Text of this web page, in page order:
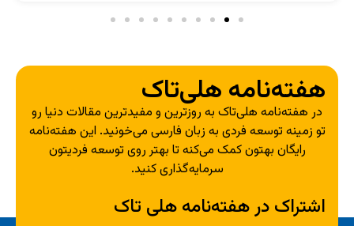
هفته‌نامه هلی‌تاک
در هفته‌نامه هلی‌تاک به روزترین و مفیدترین مقالات دنیا رو
تو زمینه توسعه فردی به زبان فارسی می‌خونید. این هفته‌نامه
رایگان بهتون کمک می‌کنه تا بهتر روی توسعه فردیتون
سرمایه‌گذاری کنید.
اشتراک در هفته‌نامه هلی تاک